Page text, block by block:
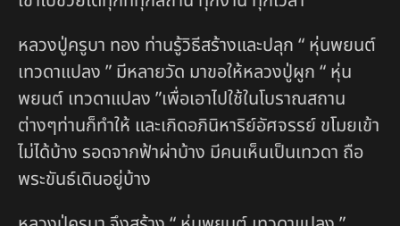
หลวงปู่ครูบา ทอง ท่านรู้วิธีสร้างและปลุก “ หุ่นพยนต์
เทวดาแปลง ” มีหลายวัด มาขอให้หลวงปู่ผูก “ หุ่น
พยนต์ เทวดาแปลง ”เพื่อเอาไปใช้ในโบราณสถาน
ต่างๆท่านก็ทำให้ และเกิดอภินิหาริย์อัศจรรย์ ขโมยเข้า
ไม่ได้บ้าง รอดจากฟ้าผ่าบ้าง มีคนเห็นเป็นเทวดา ถือ
พระขันธ์เดินอยู่บ้าง